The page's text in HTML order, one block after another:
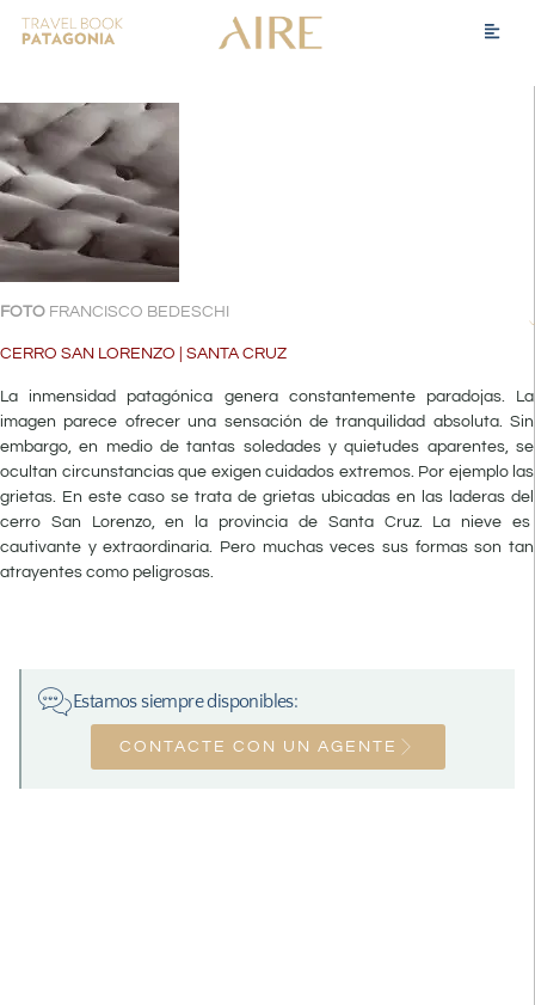
FOTO FRANCISCO BEDESCHI
CERRO SAN LORENZO | SANTA CRUZ
La inmensidad patagónica genera constantemente paradojas. La
imagen parece ofrecer una sensación de tranquilidad absoluta. Sin
embargo, en medio de tantas soledades y quietudes aparentes, se
ocultan circunstancias que exigen cuidados extremos. Por ejemplo las
grietas. En este caso se trata de grietas ubicadas en las laderas del
cerro San Lorenzo, en la provincia de Santa Cruz. La nieve es
cautivante y extraordinaria. Pero muchas veces sus formas son tan
atrayentes como peligrosas.
Estamos siempre disponibles:
CONTACTE CON UN AGENTE